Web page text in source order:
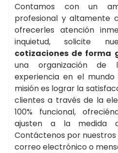
Contamos con un
profesional y altamente
ofrecerles atención
inquietud, solicite
cotizaciones de forma
una organización de
experiencia en el
misión es lograr la
clientes a través de la
100% funcional,
ajusten a la medida
Contáctenos por
correo electrónico o